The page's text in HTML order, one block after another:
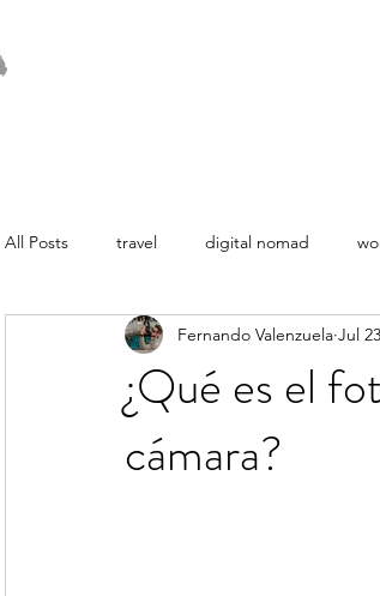
All Posts travel digital nomad
Europa America
¿Qué es el
cámara?
Fernando Valenzuela Jul